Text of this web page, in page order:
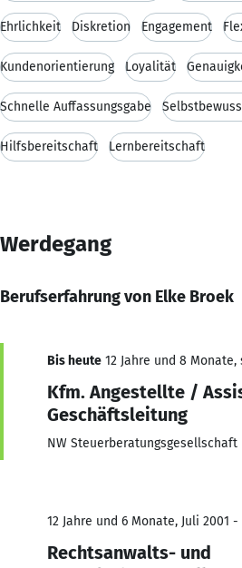
Ehrlichkeit Diskretion Engagement
Kundenorientierung Loyalität
Schnelle Auffassungsgabe
Hilfsbereitschaft Lernbereitschaft
Werdegang
Berufserfahrung von Elke Broek
Bis heute 12 Jahre und 8 Monate,
Kfm. Angestellte /
Geschäftsleitung
NW Steuerberatungsgesellschaft
12 Jahre und 6 Monate, Juli 2001 -
Rechtsanwalts- und